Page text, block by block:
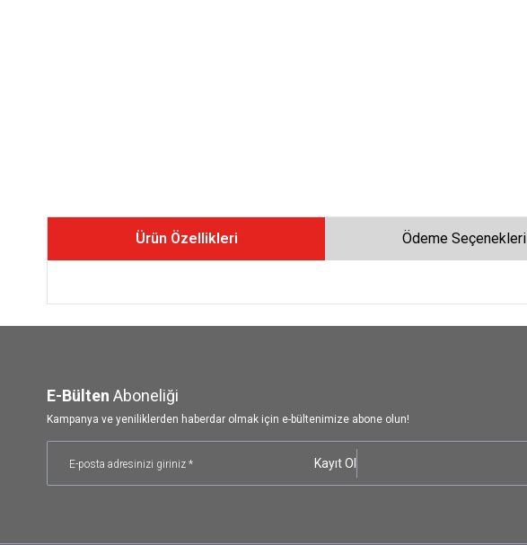
Ürün Özellikleri Ödeme Seçenekleri
E-Bülten Aboneliği
Kampanya ve yeniliklerden haberdar olmak için e-bültenimize abone olun!
Kayıt Ol